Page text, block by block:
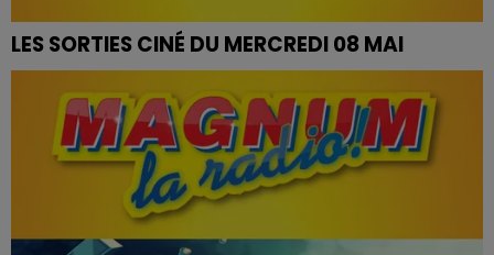
LES SORTIES CINÉ DU MERCREDI 08 MAI